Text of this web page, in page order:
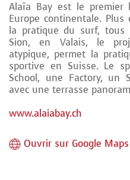
Alaïa Bay est le premier
Europe continentale.
la pratique du surf, tous
Sion, en Valais, le
atypique, permet la
sportive en Suisse. Le
School, une Factory,
avec une terrasse
www.alaiabay.ch
Ouvrir sur Google Maps